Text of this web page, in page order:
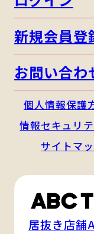
新規会員登
お問い合わ
個人情報保護
情報セキュリ
サイトマ
居抜き店舗